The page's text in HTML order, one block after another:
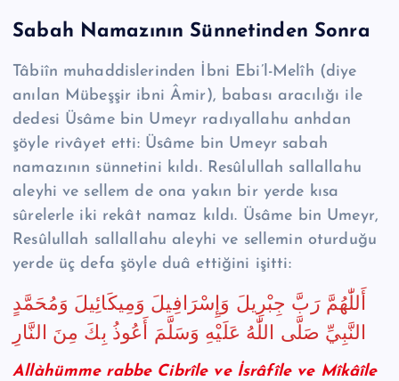
Sabah Namazının Sünnetinden Sonra
Tâbiîn muhaddislerinden İbni Ebi’l-Melîh (diye
anılan Mübeşşir ibni Âmir), babası aracılığı ile
dedesi Üsâme bin Umeyr radıyallahu anhdan
şöyle rivâyet etti: Üsâme bin Umeyr sabah
namazının sünnetini kıldı. Resûlullah sallallahu
aleyhi ve sellem de ona yakın bir yerde kısa
sûrelerle iki rekât namaz kıldı. Üsâme bin Umeyr,
Resûlullah sallallahu aleyhi ve sellemin oturduğu
yerde üç defa şöyle duâ ettiğini işitti:
‬النَّبِيِّ‭ ‬صَلَّى‭ ‬اللّٰهُ‭ ‬عَلَيْهِ‭ ‬وَسَلَّمَ‭ ‬أَعُوذُ‭ ‬بِكَ‭ ‬مِنَ‭ ‬النَّارِ
Allàhümme rabbe Cibrîle ve İsrâfîle ve Mîkâîle